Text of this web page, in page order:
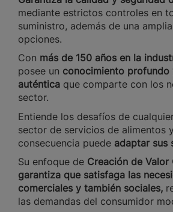
mediante estrictos controles en
suministro, además de una
opciones.
Con más de 150 años en la
posee un conocimiento profundo
auténtica que comparte con los
sector.
Entiende los desafíos de
sector de servicios de alimentos
consecuencia puede adaptar sus
Su enfoque de Creación de
garantiza que satisfaga las
comerciales y también sociales,
las demandas del consumidor